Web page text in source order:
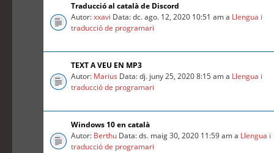
Traducció al català de Discord
Autor:xxavi Data: dc. ago. 12, 2020 10:51 am a Llengua i
traducció de programari
TEXT A VEU EN MP3
Autor: Marius Data: dj. juny 25, 2020 8:15 am a Llengua i
traducció de programari
Windows 10 en català
Autor: Berthu Data: ds. maig 30, 2020 11:59 am a Llengua i
traducció de programari